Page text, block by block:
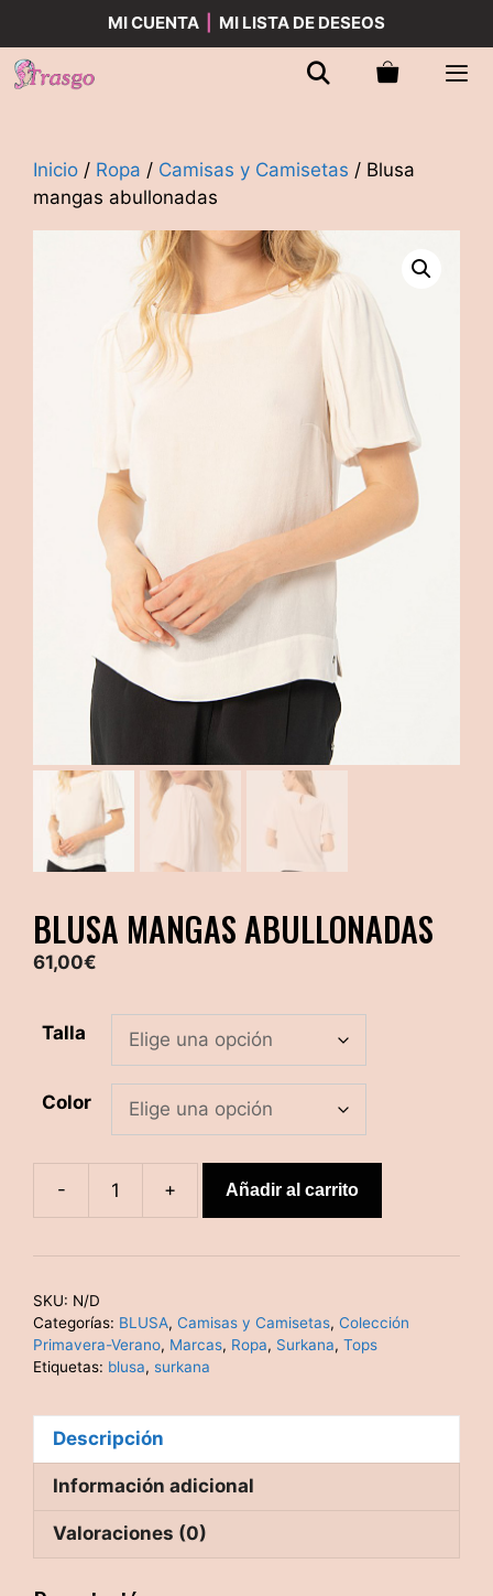
contenido
MI CUENTA MI LISTA DE DESEOS
Inicio / Ropa / Camisas y Camisetas / Blusa
mangas abullonadas
BLUSA MANGAS ABULLONADAS
61,00€
Talla
Color
-
Blusa
abullonadas
+ Añadir al carrito
SKU: N/D
Categorías: BLUSA, Camisas y Camisetas, Colección
Primavera-Verano, Marcas, Ropa, Surkana, Tops
Etiquetas: blusa, surkana
Descripción
Información adicional
Valoraciones (0)